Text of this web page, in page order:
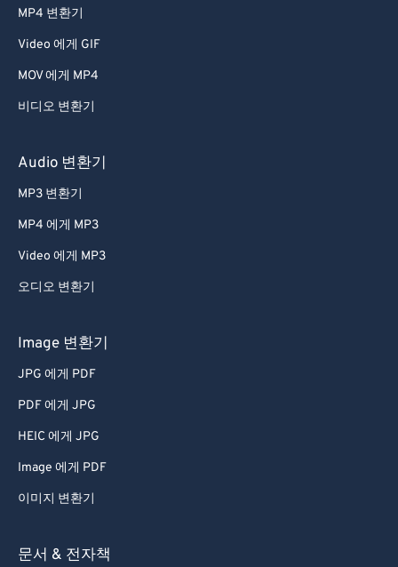
MP4 변환기
Video 에게 GIF
MOV 에게 MP4
비디오 변환기
Audio 변환기
MP3 변환기
MP4 에게 MP3
Video 에게 MP3
오디오 변환기
Image 변환기
JPG 에게 PDF
PDF 에게 JPG
HEIC 에게 JPG
Image 에게 PDF
이미지 변환기
문서 & 전자책